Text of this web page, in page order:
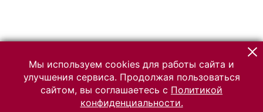
Мы используем cookies для работы сайта и
улучшения сервиса. Продолжая пользоваться
сайтом, вы соглашаетесь с Политикой
конфиденциальности.